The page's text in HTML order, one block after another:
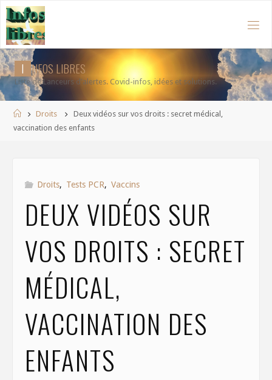
Aller
au
contenu
I NFOSLIBRES
Liste de Lanceurs d'alertes. Covid-infos, idées et solutions.
AccueilDroits
Deux vidéos sur vos droits : secret médical,
vaccination des enfants
Droits, Tests PCR, Vaccins
DEUX VIDÉOS SUR
VOS DROITS : SECRET
MÉDICAL,
VACCINATION DES
ENFANTS